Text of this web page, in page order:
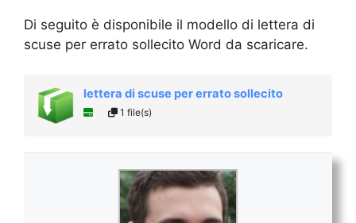
Di seguito è disponibile il modello di lettera di
scuse per errato sollecito Word da scaricare.
lettera di scuse per errato sollecito
1 file(s)